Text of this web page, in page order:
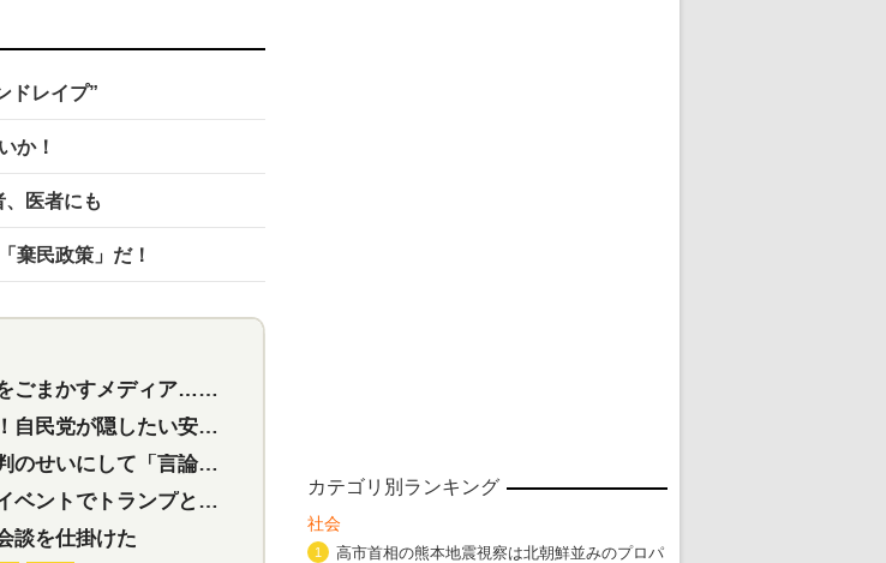
ドレイプ”
か！
医者にも
棄民政策」だ！
…民放は有田芳生に発言自粛を要求
安倍元首相と統一教会の深い関係
論封殺」に利用する自民党応援団
と演説！同性婚や夫婦別姓を攻撃
談を仕掛けた
カテゴリ別ランキング
社会
1
高市首相の熊本地震視察は北朝鮮並みのプロパ